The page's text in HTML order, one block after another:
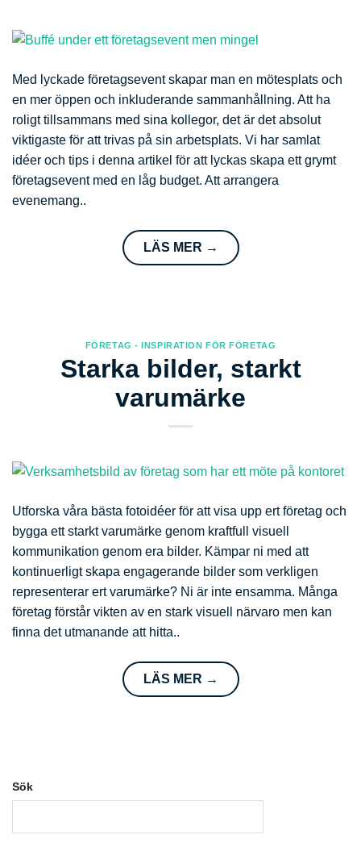
Med lyckade företagsevent skapar man en mötesplats och
en mer öppen och inkluderande sammanhållning. Att ha
roligt tillsammans med sina kollegor, det är det absolut
viktigaste för att trivas på sin arbetsplats. Vi har samlat
idéer och tips i denna artikel för att lyckas skapa ett grymt
företagsevent med en låg budget. Att arrangera
evenemang..
LÄS MER →
FÖRETAG - INSPIRATION FÖR FÖRETAG
Starka bilder, starkt
varumärke
Utforska våra bästa fotoidéer för att visa upp ert företag och
bygga ett starkt varumärke genom kraftfull visuell
kommunikation genom era bilder. Kämpar ni med att
kontinuerligt skapa engagerande bilder som verkligen
representerar ert varumärke? Ni är inte ensamma. Många
företag förstår vikten av en stark visuell närvaro men kan
finna det utmanande att hitta..
LÄS MER →
Sök